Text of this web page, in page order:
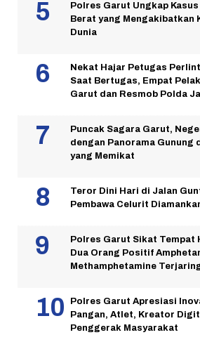
Polres Garut Ungkap
Berat yang Mengakibatkan
Dunia
Nekat Hajar Petugas
Saat Bertugas, Empat
Garut dan Resmob Polda
Puncak Sagara Garut,
dengan Panorama Gunung
yang Memikat
Teror Dini Hari di Jalan
Pembawa Celurit
Polres Garut Sikat Tempat
Dua Orang Positif
Methamphetamine
Polres Garut Apresiasi
Pangan, Atlet, Kreator
Penggerak Masyarakat